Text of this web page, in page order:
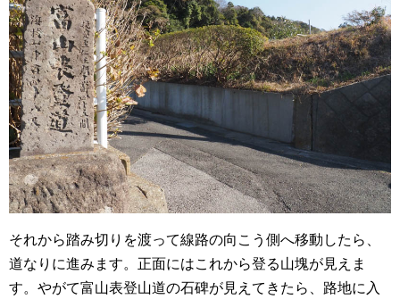
それから踏み切りを渡って線路の向こう側へ移動したら、
道なりに進みます。正面にはこれから登る山塊が見えま
す。やがて富山表登山道の石碑が見えてきたら、路地に入